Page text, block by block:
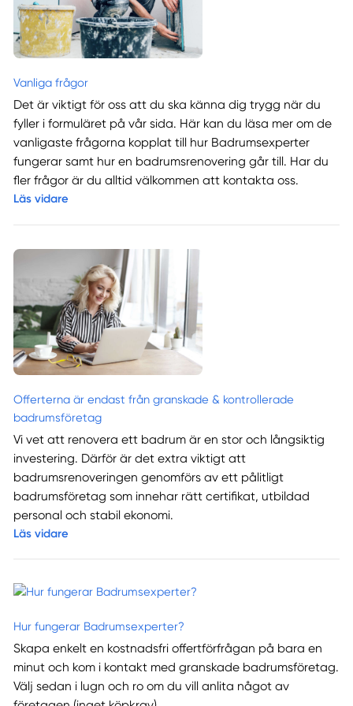
Vanliga frågor
Det är viktigt för oss att du ska känna dig trygg när du
fyller i formuläret på vår sida. Här kan du läsa mer om de
vanligaste frågorna kopplat till hur Badrumsexperter
fungerar samt hur en badrumsrenovering går till. Har du
fler frågor är du alltid välkommen att kontakta oss.
Läs vidare
Offerterna är endast från granskade & kontrollerade
badrumsföretag
Vi vet att renovera ett badrum är en stor och långsiktig
investering. Därför är det extra viktigt att
badrumsrenoveringen genomförs av ett pålitligt
badrumsföretag som innehar rätt certifikat, utbildad
personal och stabil ekonomi.
Läs vidare
Hur fungerar Badrumsexperter?
Skapa enkelt en kostnadsfri offertförfrågan på bara en
minut och kom i kontakt med granskade badrumsföretag.
Välj sedan i lugn och ro om du vill anlita något av